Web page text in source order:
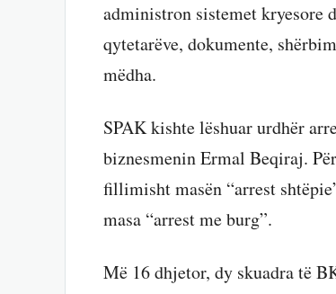
administron sistemet kryesore
qytetarëve, dokumente,
mëdha.
SPAK kishte lëshuar urdhër
biznesmenin Ermal Beqiraj.
fillimisht masën “arrest
masa “arrest me burg”.
Më 16 dhjetor, dy skuadra të